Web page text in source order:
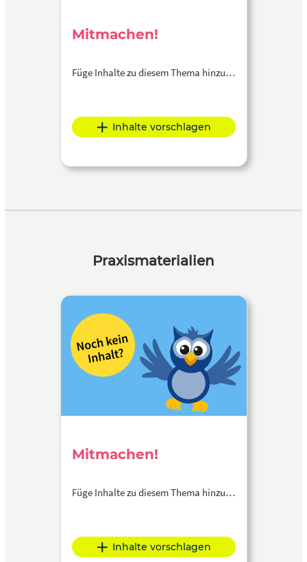
Mitmachen!
Füge Inhalte zu diesem Thema hinzu…
Inhalte vorschlagen
Praxismaterialien
Mitmachen!
Füge Inhalte zu diesem Thema hinzu…
Inhalte vorschlagen